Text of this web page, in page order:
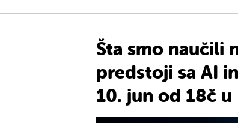
Šta smo naučili
predstoji sa AI
10. jun od 18č u